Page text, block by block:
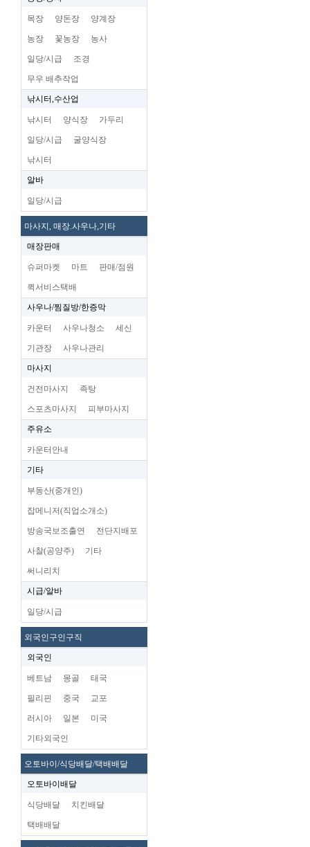
목장 양돈장 양계장
농장 꽃농장 농사
일당/시급 조경
무우 배추작업
낚시터,수산업
낚시터 양식장 가두리
일당/시급 굴양식장
낚시터
알바
일당/시급
마사지, 매장.사우나,기타
매장판매
슈퍼마켓 마트 판매/점원
퀵서비스택배
사우나/찜질방/한증막
카운터 사우나청소 세신
기관장 사우나관리
마사지
건전마사지 족탕
스포츠마사지 피부마사지
주유소
카운터안내
기타
부동산(중개인)
잡메니저(직업소개소)
방송국보조출연 전단지배포
사찰(공양주) 기타
써니리치
시급/알바
일당/시급
외국인구인구직
외국인
베트남 몽골 태국
필리핀 중국 교포
러시아 일본 미국
기타외국인
오토바이/식당배달/택배배달
오토바이배달
식당배달 치킨배달
택배배달